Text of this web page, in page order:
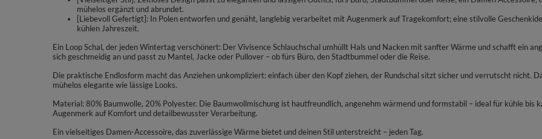
mühelos ergänzt und abrundet.
[Liebevoll Gefertigt]: In Polen entworfen und genäht, langlebig verarbeitet mit Augenmerk auf Tragekomfort; eine stilvolle
kühlen Jahreszeit.
Ein Loop Schal, der jeden Wintertag verschönert: Der Vivisence Schlauchschal umhüllt Hals und Nacken mit sanfter Wärme und schafft ein
sich geschmeidig an und passt zu Mantel, Jacke oder Pullover – ob fürs Büro, den Stadtbummel oder die Reise.
Die praktische Endlosform macht das Anziehen unkompliziert: einfach über den Kopf ziehen, der Rundschal sitzt sicher und verrutscht nicht.
mühelos elegante wie lässige Looks.
Material: 80% Baumwolle, 20% Polyester. Die Baumwollmischung ist hautfreundlich, angenehm wärmend und formstabil – ideal für kühle bis
Augenmerk auf Komfort und detailbewusster Verarbeitung.
Ein vielseitiges Damen-Accessoire, das zuverlässige Wärme bietet und deinen Stil unterstreicht – jeden Tag.